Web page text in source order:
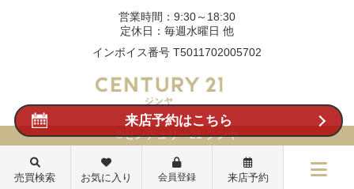
営業時間：9:30～18:30
定休日：毎週水曜日 他
インボイス番号 T5011702005702
©センチュリー21 ジンヤ
来店予約はこちら
売買検索 お気に入り 会員登録 来店予約